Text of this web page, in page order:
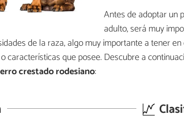
Antes de adoptar un
adulto, será muy
de la raza, algo muy importante a tener
características que posee. Descubre a
crestado rodesiano: